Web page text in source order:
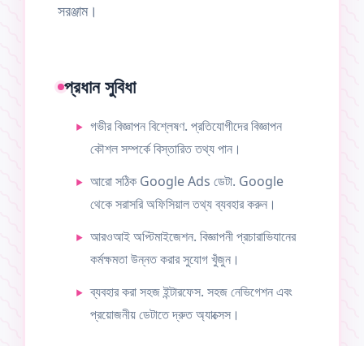
সরঞ্জাম।
প্রধান সুবিধা
গভীর বিজ্ঞাপন বিশ্লেষণ. প্রতিযোগীদের বিজ্ঞাপন
কৌশল সম্পর্কে বিস্তারিত তথ্য পান।
আরো সঠিক Google Ads ডেটা. Google
থেকে সরাসরি অফিসিয়াল তথ্য ব্যবহার করুন।
আরওআই অপ্টিমাইজেশন. বিজ্ঞাপনী প্রচারাভিযানের
কর্মক্ষমতা উন্নত করার সুযোগ খুঁজুন।
ব্যবহার করা সহজ ইন্টারফেস. সহজ নেভিগেশন এবং
প্রয়োজনীয় ডেটাতে দ্রুত অ্যাক্সেস।